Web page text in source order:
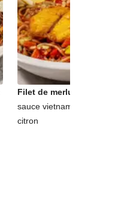
Filet de merlu et nouilles
sauce vietnamienne,
citron